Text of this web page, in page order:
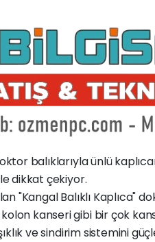
balıklarıyla ünlü
dikkat çekiyor.
"Kangal Balıklı Kaplıca"
kanseri gibi bir çok
ve sindirim sistemini